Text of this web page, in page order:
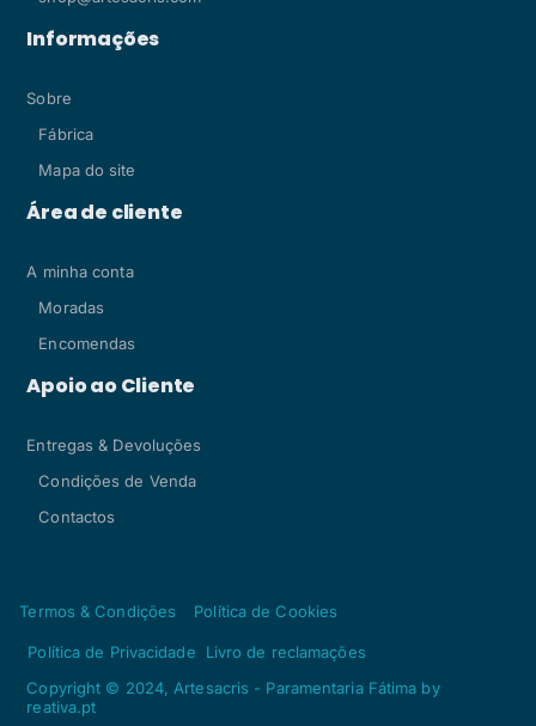
Informações
Sobre
Fábrica
Mapa do site
Área de cliente
A minha conta
Moradas
Encomendas
Apoio ao Cliente
Entregas & Devoluções
Condições de Venda
Contactos
Termos & Condições Política de Cookies
Política de Privacidade
Livro de reclamações
Copyright © 2024, Artesacris - Paramentaria Fátima by
reativa.pt